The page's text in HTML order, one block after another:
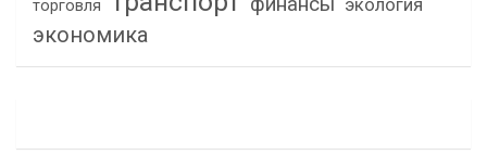
торговля экология
экономика